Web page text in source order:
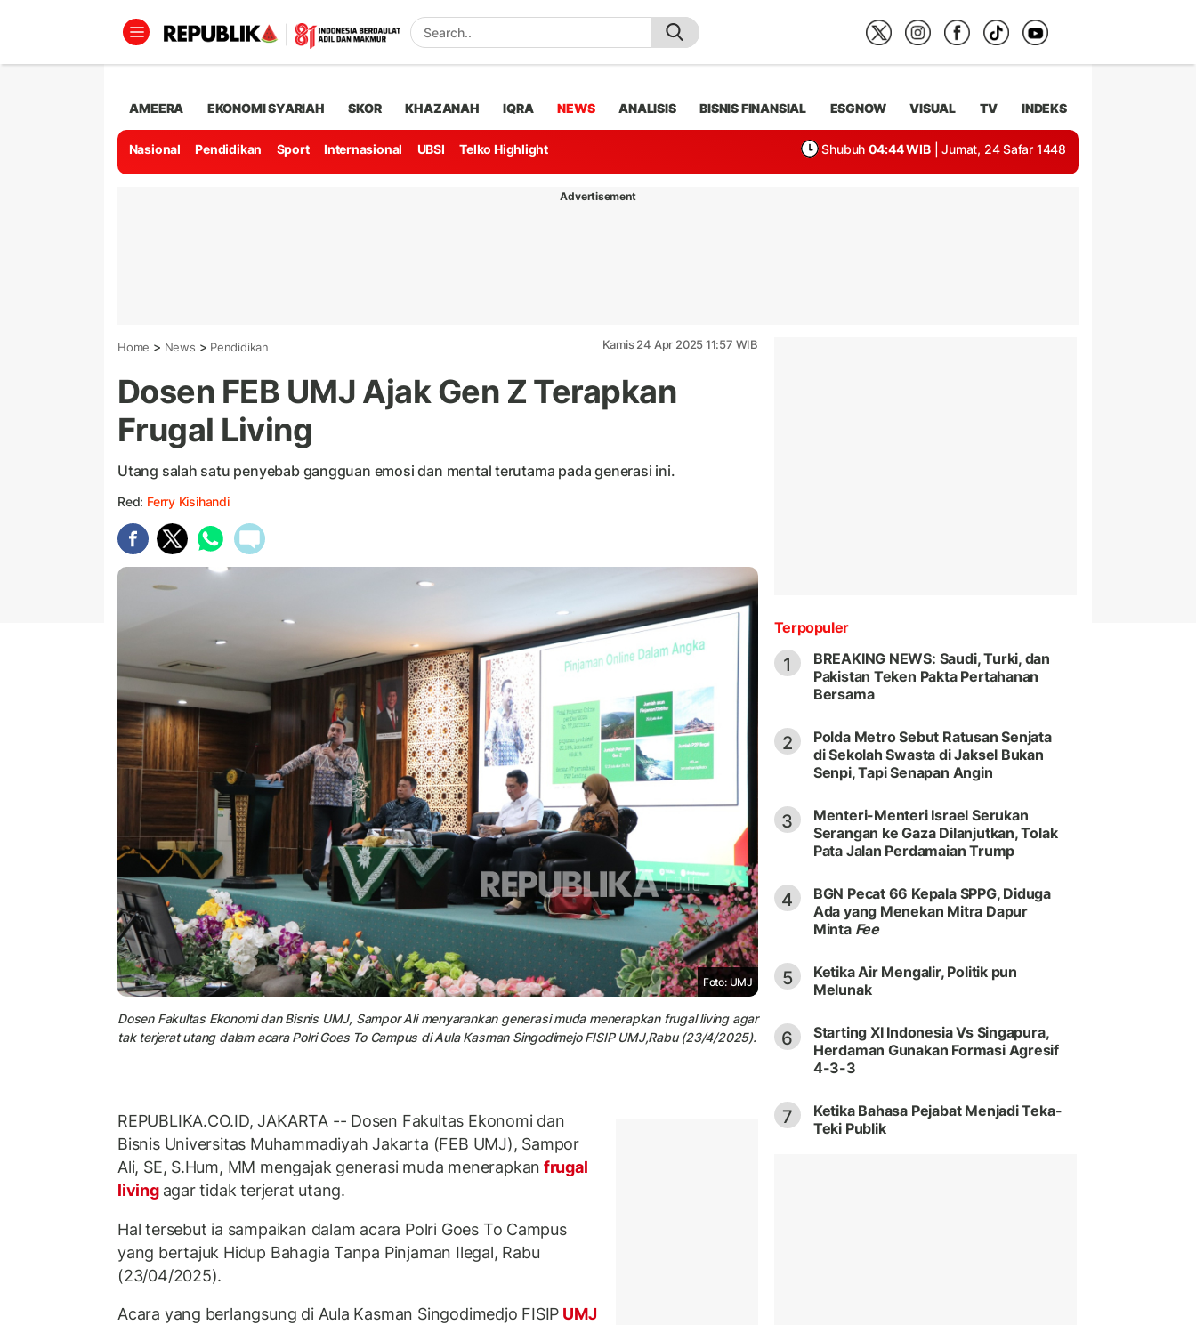
AMEERA EKONOMI SYARIAH SKOR KHAZANAH IQRA NEWS ANALISIS BISNIS FINANSIAL ESGNOW VISUAL TV INDEKS
Nasional Pendidikan Sport Internasional UBSI Telko Highlight Shubuh 04:44 WIB | Jumat, 24 Safar 1448
Advertisement
Home > News > Pendidikan Kamis 24 Apr 2025 11:57 WIB
Dosen FEB UMJ Ajak Gen Z Terapkan
Frugal Living
Utang salah satu penyebab gangguan emosi dan mental terutama pada generasi ini.
Red: Ferry Kisihandi
Foto: UMJ
Dosen Fakultas Ekonomi dan Bisnis UMJ, Sampor Ali menyarankan generasi muda menerapkan frugal living agar
tak terjerat utang dalam acara Polri Goes To Campus di Aula Kasman Singodimejo FISIP UMJ,Rabu (23/4/2025).
REPUBLIKA.CO.ID, JAKARTA -- Dosen Fakultas Ekonomi dan
Bisnis Universitas Muhammadiyah Jakarta (FEB UMJ), Sampor
Ali, SE, S.Hum, MM mengajak generasi muda menerapkan frugal
living agar tidak terjerat utang.
Hal tersebut ia sampaikan dalam acara Polri Goes To Campus
yang bertajuk Hidup Bahagia Tanpa Pinjaman Ilegal, Rabu
(23/04/2025).
Acara yang berlangsung di Aula Kasman Singodimedjo FISIP UMJ
Terpopuler
1
BREAKING NEWS: Saudi, Turki, dan
Pakistan Teken Pakta Pertahanan
Bersama
2
Polda Metro Sebut Ratusan Senjata
di Sekolah Swasta di Jaksel Bukan
Senpi, Tapi Senapan Angin
3
Menteri-Menteri Israel Serukan
Serangan ke Gaza Dilanjutkan, Tolak
Pata Jalan Perdamaian Trump
4
BGN Pecat 66 Kepala SPPG, Diduga
Ada yang Menekan Mitra Dapur
Minta Fee
5
Ketika Air Mengalir, Politik pun
Melunak
6
Starting XI Indonesia Vs Singapura,
Herdaman Gunakan Formasi Agresif
4-3-3
7
Ketika Bahasa Pejabat Menjadi Teka-
Teki Publik